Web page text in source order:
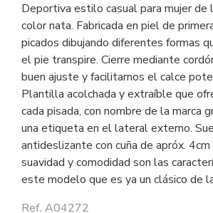
Deportiva estilo casual para mujer de
color nata. Fabricada en piel de
picados dibujando diferentes formas
el pie transpire. Cierre mediante
buen ajuste y facilitarnos el calce
Plantilla acolchada y extraíble que
cada pisada, con nombre de la marca
una etiqueta en el lateral externo.
antideslizante con cuña de apróx.
suavidad y comodidad son las
este modelo que es ya un clásico de
Ref. A04272